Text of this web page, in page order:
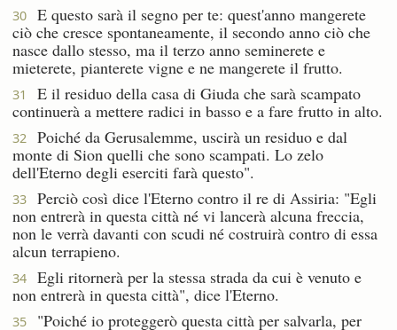
30
E questo sarà il segno per te: quest'anno mangerete
ciò che cresce spontaneamente, il secondo anno ciò che
nasce dallo stesso, ma il terzo anno seminerete e
mieterete, pianterete vigne e ne mangerete il frutto.
31
E il residuo della casa di Giuda che sarà scampato
continuerà a mettere radici in basso e a fare frutto in alto.
32
Poiché da Gerusalemme, uscirà un residuo e dal
monte di Sion quelli che sono scampati. Lo zelo
dell'Eterno degli eserciti farà questo".
33
Perciò così dice l'Eterno contro il re di Assiria: "Egli
non entrerà in questa città né vi lancerà alcuna freccia,
non le verrà davanti con scudi né costruirà contro di essa
alcun terrapieno.
34
Egli ritornerà per la stessa strada da cui è venuto e
non entrerà in questa città", dice l'Eterno.
35
"Poiché io proteggerò questa città per salvarla, per